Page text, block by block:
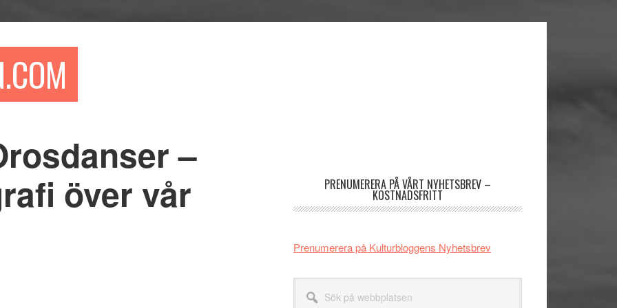
–
över vår
PRENUMERERA PÅ VÅRT NYHETSBREV –
KOSTNADSFRITT
Prenumerera på Kulturbloggens Nyhetsbrev